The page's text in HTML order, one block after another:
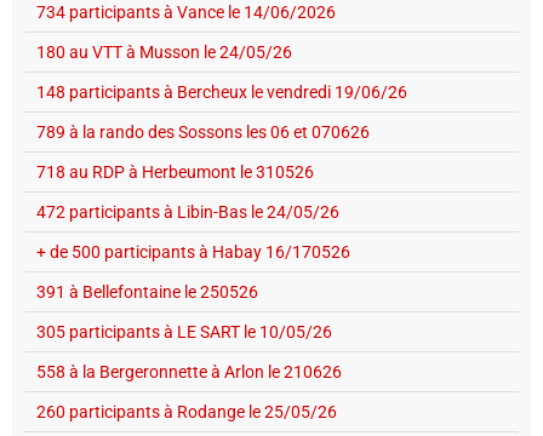
734 participants à Vance le 14/06/2026
180 au VTT à Musson le 24/05/26
148 participants à Bercheux le vendredi 19/06/26
789 à la rando des Sossons les 06 et 070626
718 au RDP à Herbeumont le 310526
472 participants à Libin-Bas le 24/05/26
+ de 500 participants à Habay 16/170526
391 à Bellefontaine le 250526
305 participants à LE SART le 10/05/26
558 à la Bergeronnette à Arlon le 210626
260 participants à Rodange le 25/05/26